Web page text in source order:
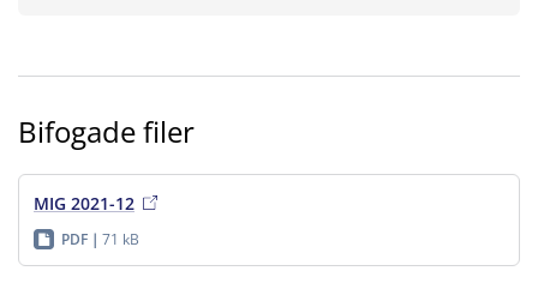
Bifogade filer
MIG 2021-12
PDF 71 kB